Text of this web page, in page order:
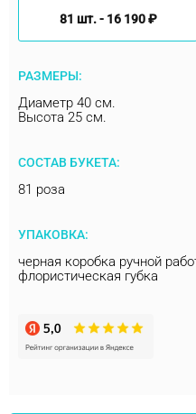
81 шт. - 16 190 ₽
РАЗМЕРЫ:
Диаметр 40 см.
Высота 25 см.
СОСТАВ БУКЕТА:
81 роза
УПАКОВКА:
черная коробка ручной
флористическая губка